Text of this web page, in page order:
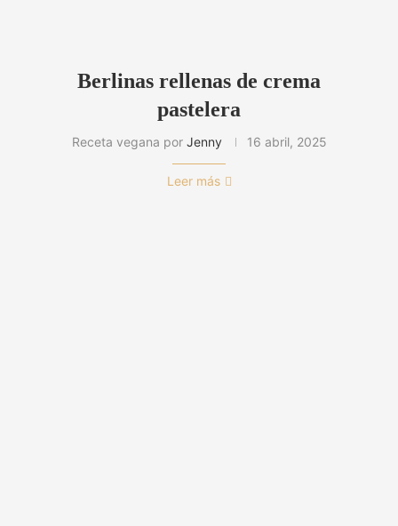
Berlinas rellenas de crema
pastelera
Receta vegana por Jenny 16 abril, 2025
Leer más